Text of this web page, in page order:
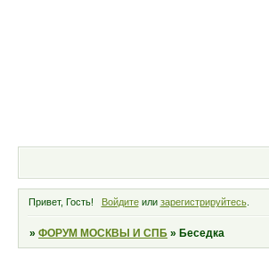
Привет, Гость! Войдитеили зарегистрируйтесь.
»ФОРУМ МОСКВЫ И СПБ »Беседка